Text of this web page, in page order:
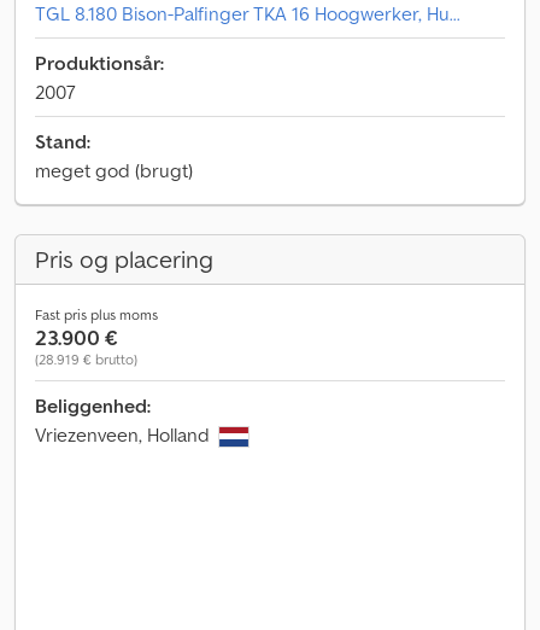
TGL 8.180 Bison-Palfinger TKA 16 Hoogwerker, Hu...
Produktionsår:
2007
Stand:
meget god (brugt)
Pris og placering
Fast pris plus moms
23.900 €
(28.919 € brutto)
Beliggenhed:
Vriezenveen, Holland